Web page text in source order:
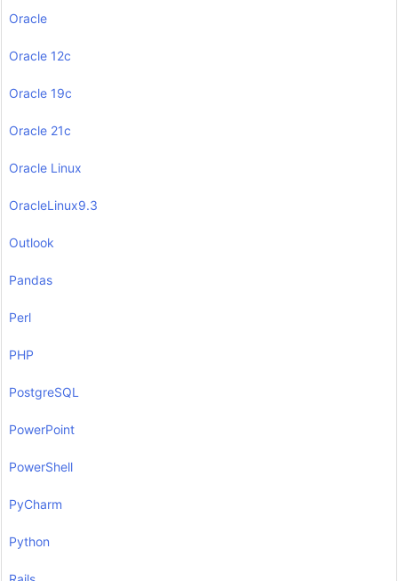
Oracle
Oracle 12c
Oracle 19c
Oracle 21c
Oracle Linux
OracleLinux9.3
Outlook
Pandas
Perl
PHP
PostgreSQL
PowerPoint
PowerShell
PyCharm
Python